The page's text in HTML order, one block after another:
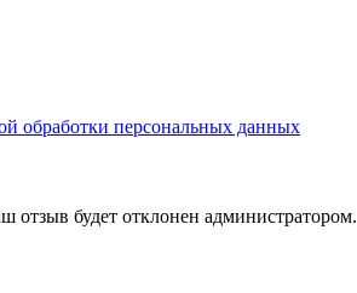
обработки персональных данных
будет отклонен администратором.